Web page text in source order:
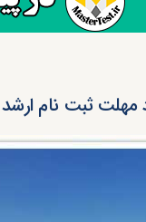
نام ارشد استعداد